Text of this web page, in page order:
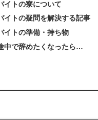
イトの寮について
イトの疑問を解決する記事
イトの準備・持ち物
中で辞めたくなったら…